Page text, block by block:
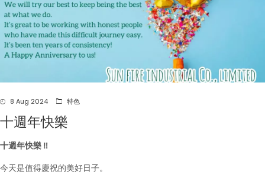
8 Aug 2024 特色
十週年快樂
十週年快樂 ‼️
今天是值得慶祝的美好日子。